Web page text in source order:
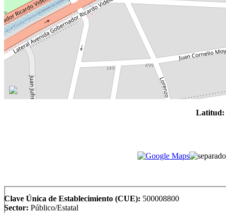
Latitud:
Clave Única de Establecimiento (CUE): 500008800
Sector: Público/Estatal